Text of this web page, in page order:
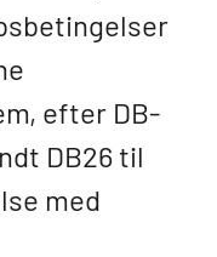
efter DB-
DB26 til
med